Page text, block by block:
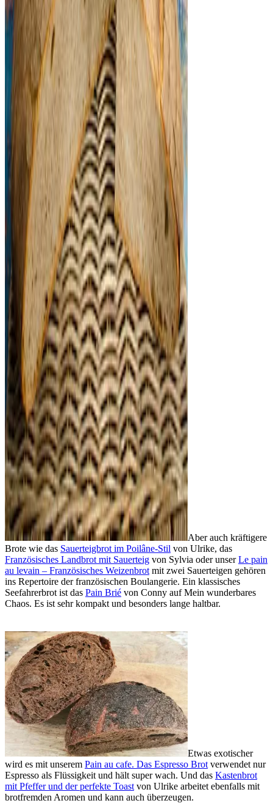
Aber auch kräftigere
Brote wie das Sauerteigbrot im Poilâne-Stil von Ulrike, das
Französisches Landbrot mit Sauerteig von Sylvia oder unserLe pain
au levain – Französisches Weizenbrot mit zwei Sauerteigen gehören
ins Repertoire der französischen Boulangerie. Ein klassisches
Seefahrerbrot ist das Pain Brié von Conny auf Mein wunderbares
Chaos. Es ist sehr kompakt und besonders lange haltbar.
Etwas exotischer
wird es mit unserem Pain au cafe. Das Espresso Brot verwendet nur
Espresso als Flüssigkeit und hält super wach. Und das Kastenbrot
mit Pfeffer und der perfekte Toast von Ulrike arbeitet ebenfalls mit
brotfremden Aromen und kann auch überzeugen.